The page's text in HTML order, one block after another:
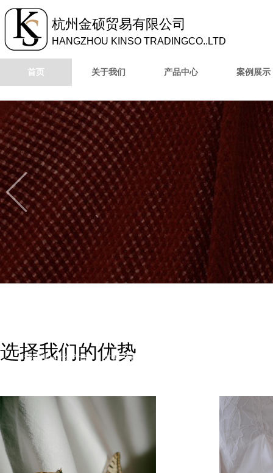
我们以针线为笔，丈量全球潮流的温度；以布料为纸，
杭州金硕贸易有限公司
HANGZHOU KINSO TRADINGCO..LTD
首页 关于我们 产品中心 案例展示
选择我们的优势